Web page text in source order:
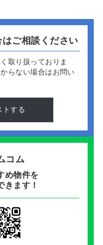
ご相談ください
取り扱っておりま
らない場合はお問い
トする
コム
め物件を
きます！